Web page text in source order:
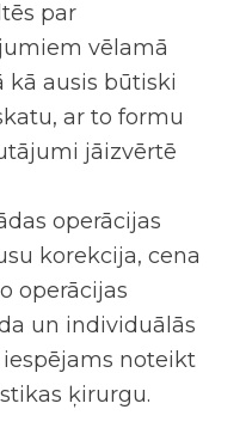
par
vēlamā
kā ausis būtiski
ar to formu
jāizvērtē
operācijas
korekcija, cena
operācijas
un individuālās
noteikt
ķirurgu.